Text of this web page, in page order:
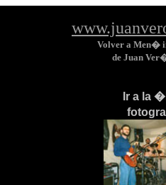
Volver a Men�
de Juan
Ir a la